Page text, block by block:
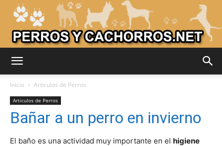
Perros
Inicio Articulos de Perros
Articulos de Perros
Bañar a un perro en invierno
El baño es una actividad muy importante en el higiene